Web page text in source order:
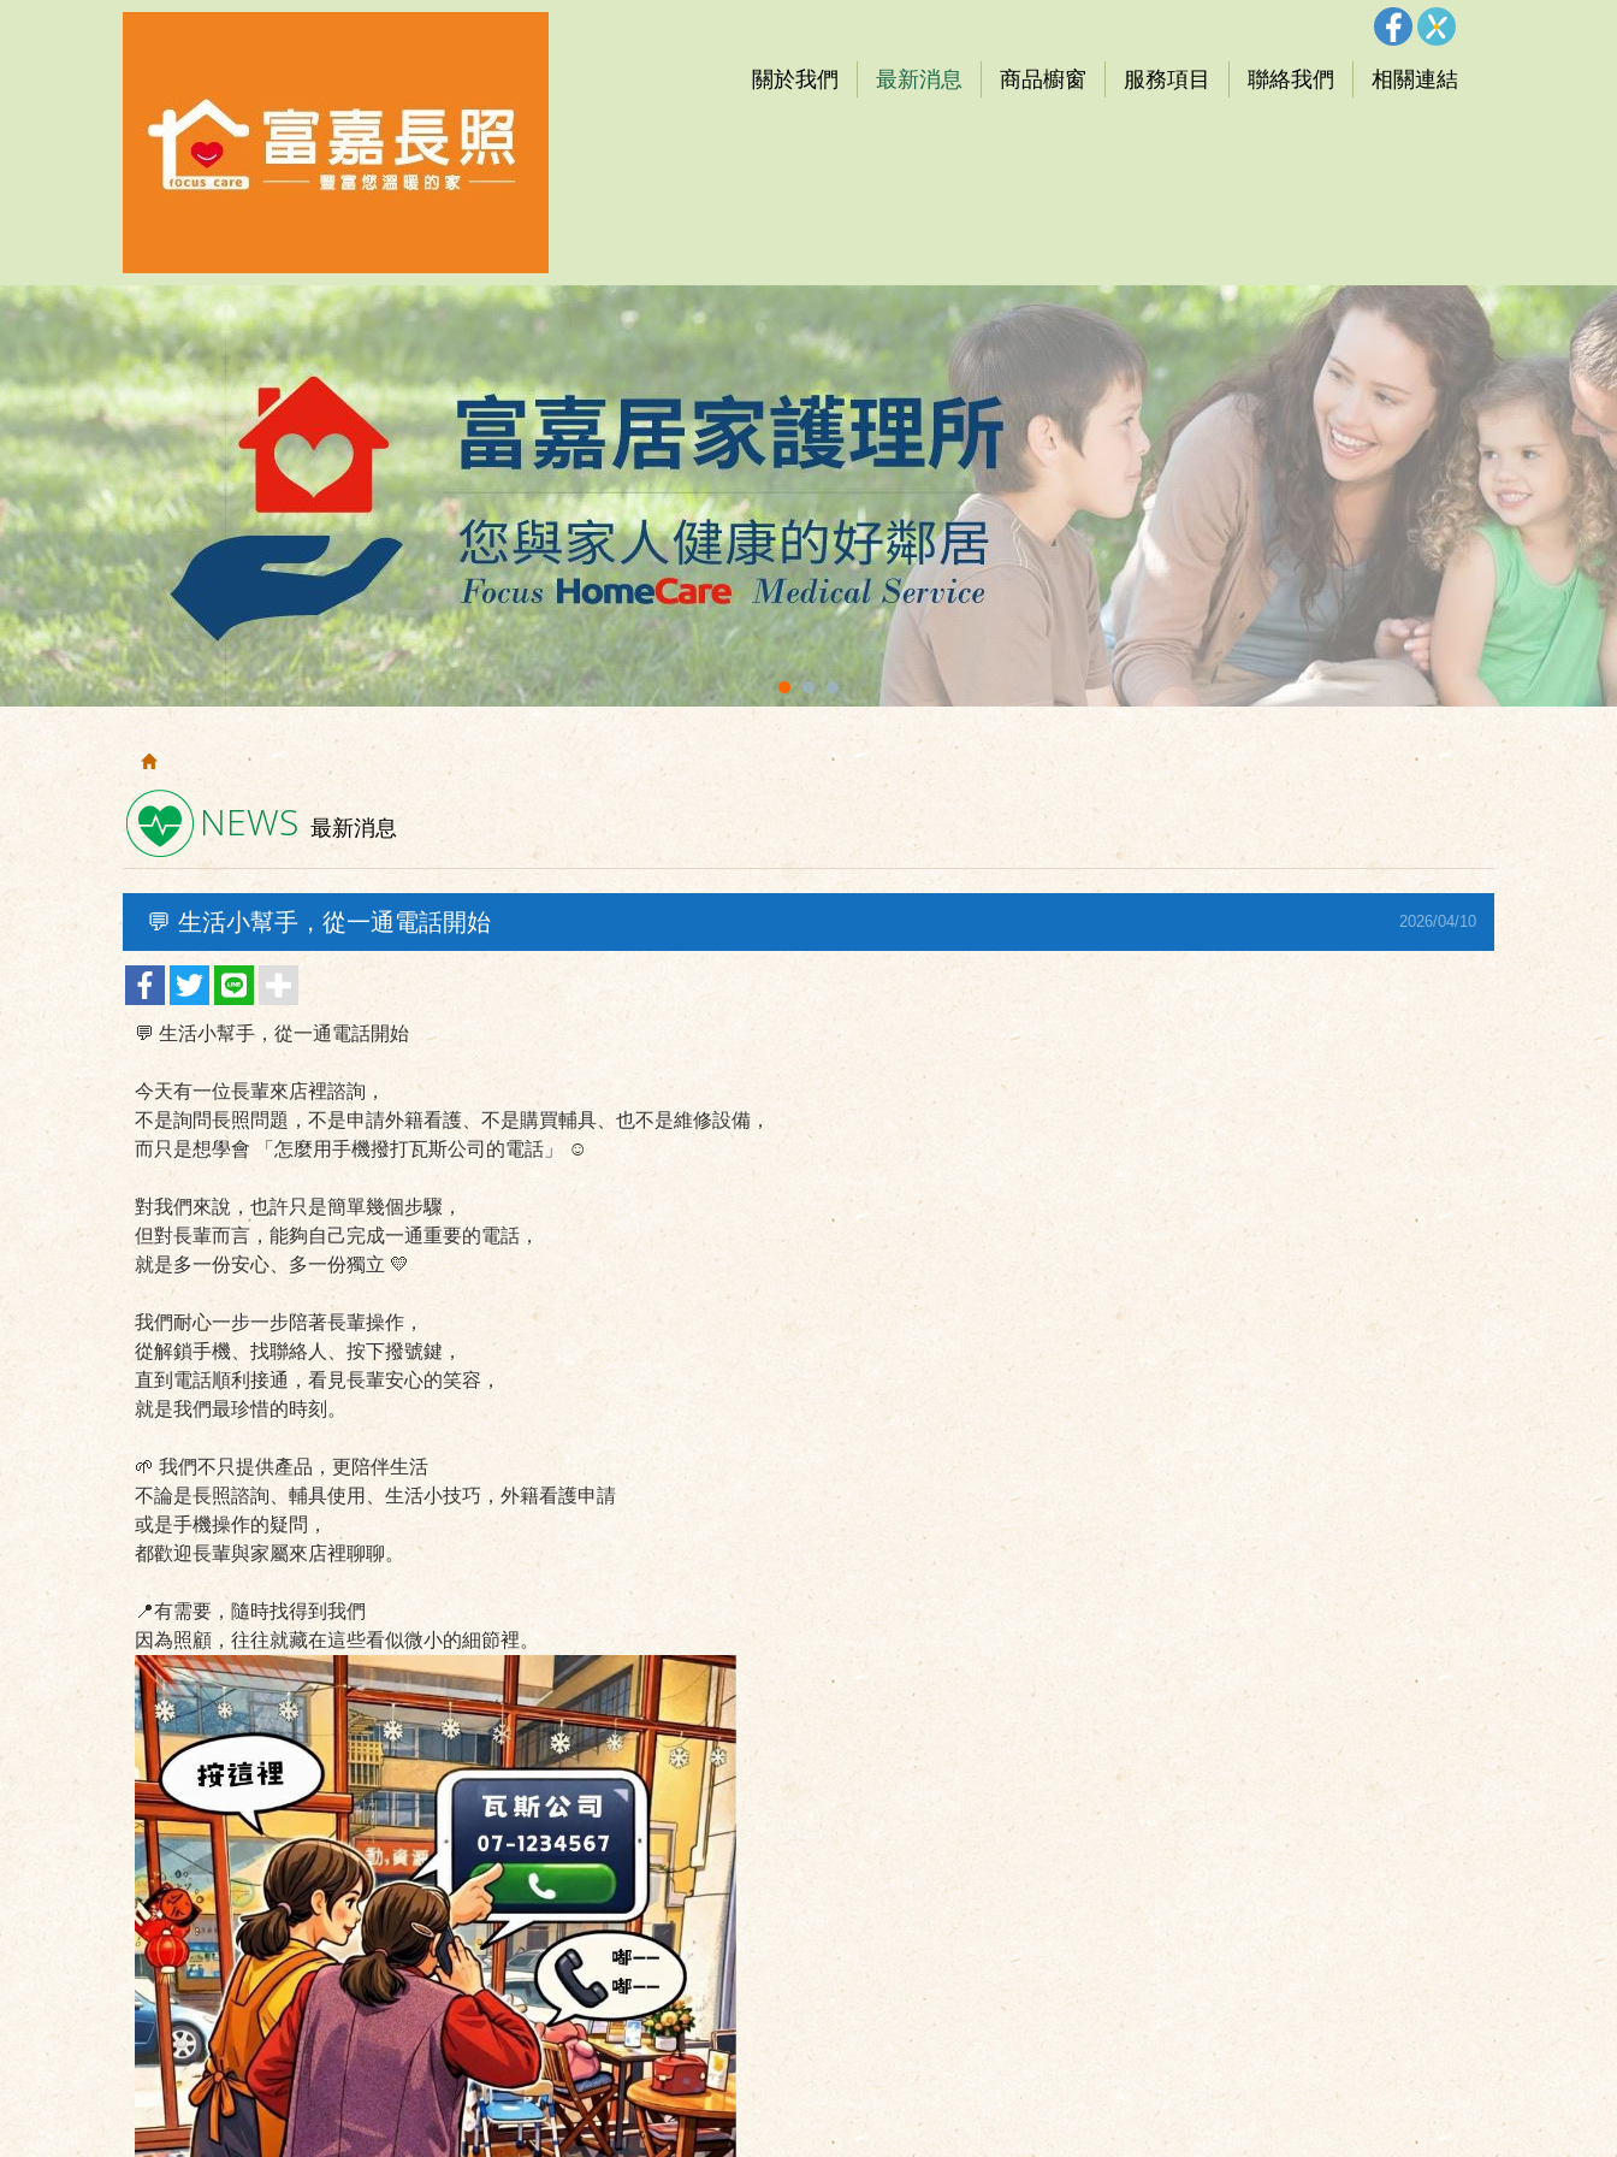
關於我們 最新消息 商品櫥窗 服務項目 聯絡我們 相關連結
NEWS 最新消息
2026/04/10
💬 生活小幫手，從一通電話開始
💬 生活小幫手，從一通電話開始
今天有一位長輩來店裡諮詢，
不是詢問長照問題，不是申請外籍看護、不是購買輔具、也不是維修設備，
而只是想學會 「怎麼用手機撥打瓦斯公司的電話」 ☺️
對我們來說，也許只是簡單幾個步驟，
但對長輩而言，能夠自己完成一通重要的電話，
就是多一份安心、多一份獨立 💛
我們耐心一步一步陪著長輩操作，
從解鎖手機、找聯絡人、按下撥號鍵，
直到電話順利接通，看見長輩安心的笑容，
就是我們最珍惜的時刻。
🌱 我們不只提供產品，更陪伴生活
不論是長照諮詢、輔具使用、生活小技巧，外籍看護申請
或是手機操作的疑問，
都歡迎長輩與家屬來店裡聊聊。
📍有需要，隨時找得到我們
因為照顧，往往就藏在這些看似微小的細節裡。